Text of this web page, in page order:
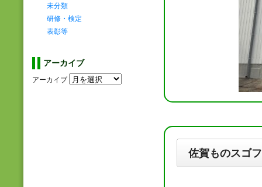
佐賀ものスゴ
未分類
研修・検定
表彰等
アーカイブ
アーカイブ